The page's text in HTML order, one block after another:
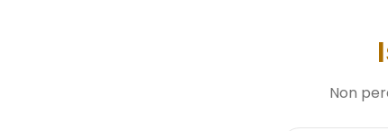
Non